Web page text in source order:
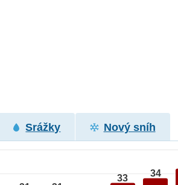
Srážky Nový sníh
33 34